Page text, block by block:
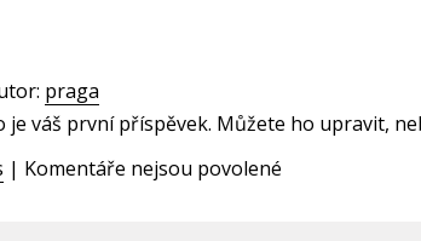
praga
je váš první příspěvek. Můžete ho upravit,
| Komentáře nejsou povolené